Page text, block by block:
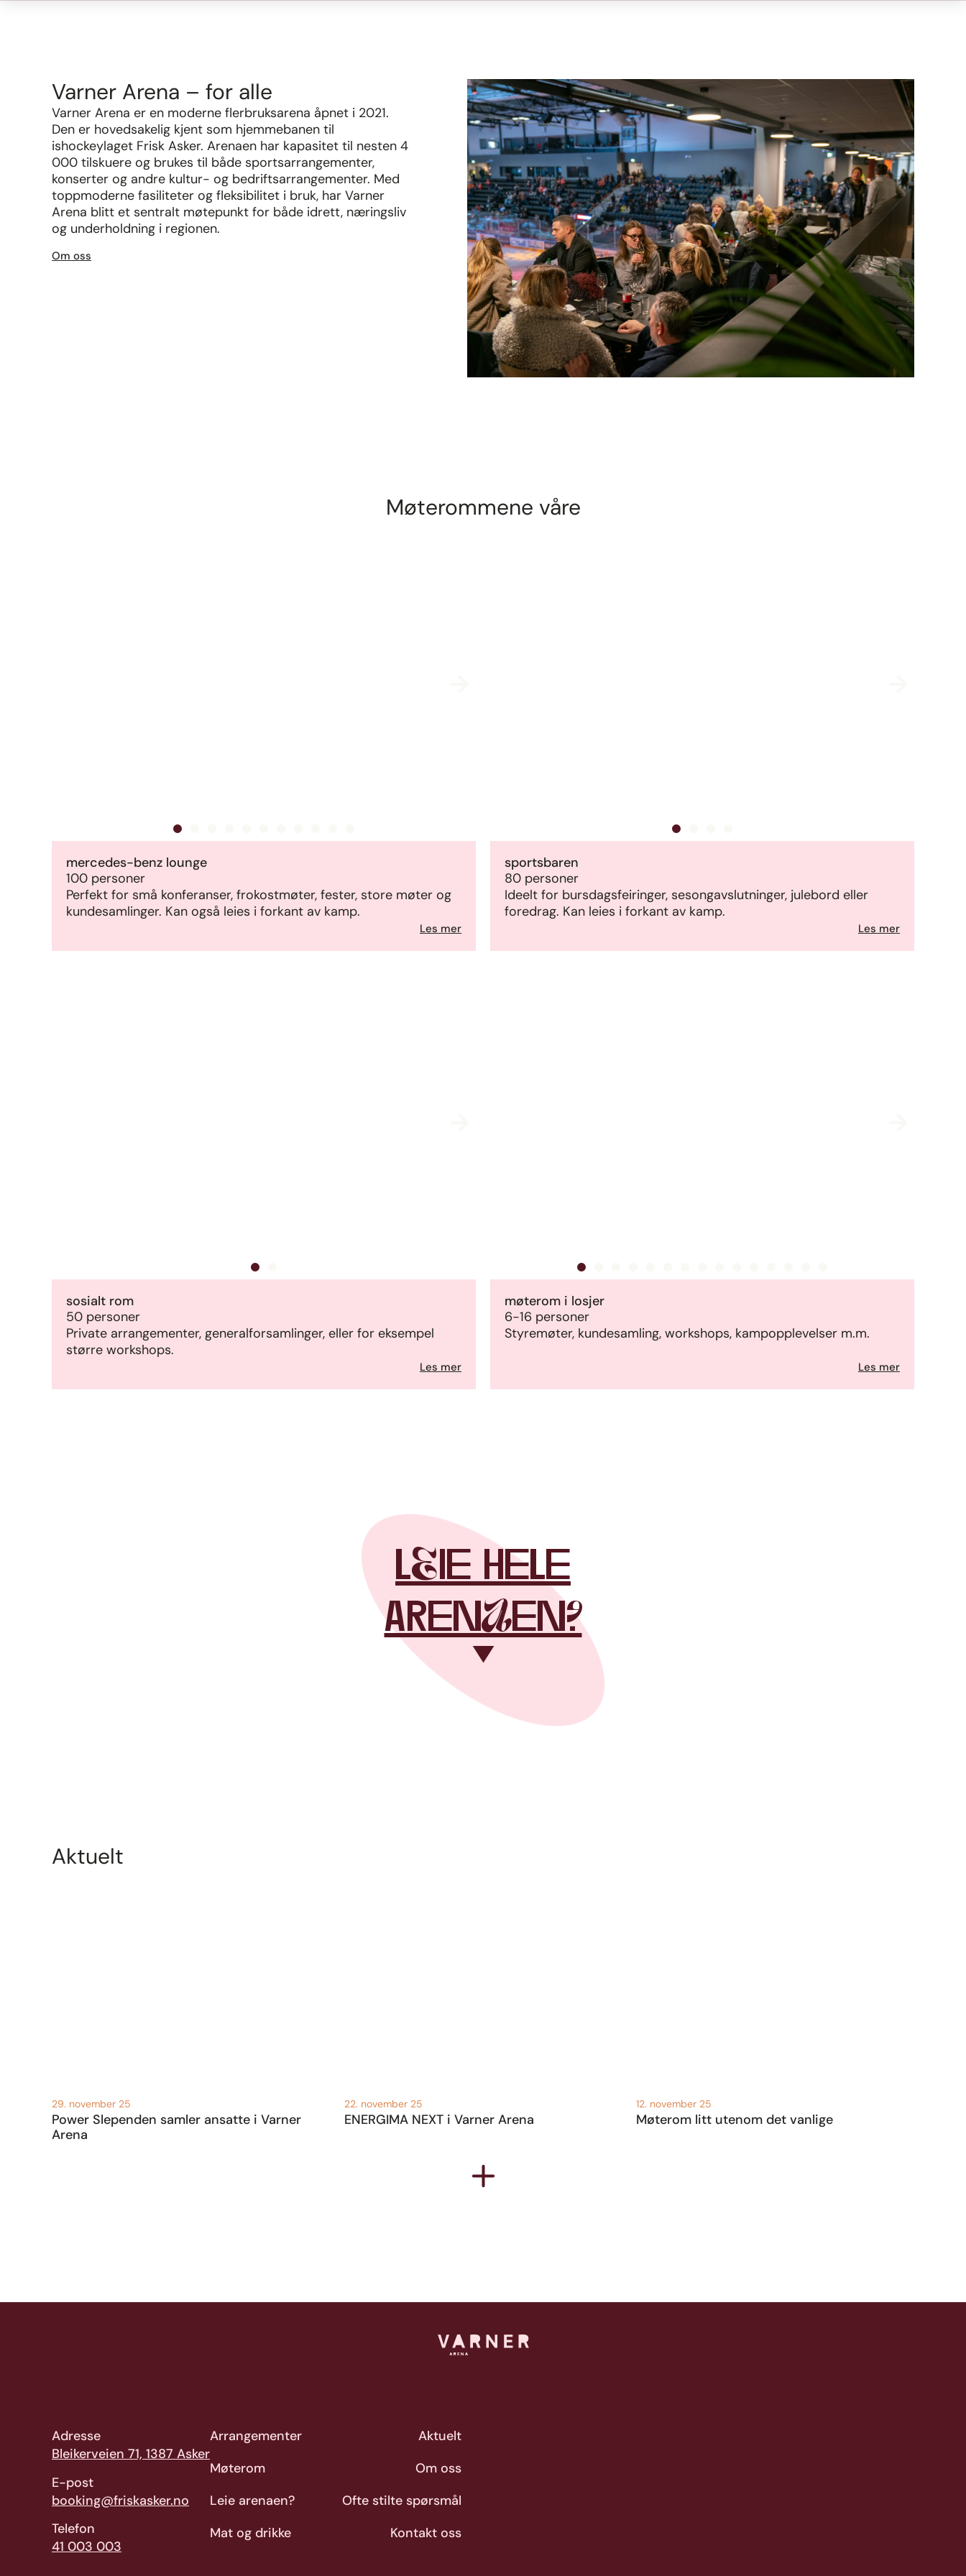
Varner Arena – for alle
Varner Arena er en moderne flerbruksarena åpnet i 2021.
Den er hovedsakelig kjent som hjemmebanen til
ishockeylaget Frisk Asker. Arenaen har kapasitet til nesten 4
000 tilskuere og brukes til både sportsarrangementer,
konserter og andre kultur- og bedriftsarrangementer. Med
toppmoderne fasiliteter og fleksibilitet i bruk, har Varner
Arena blitt et sentralt møtepunkt for både idrett, næringsliv
og underholdning i regionen.
Om oss
Møterommene våre
mercedes-benz lounge
100 personer
Perfekt for små konferanser, frokostmøter, fester, store møter og
kundesamlinger. Kan også leies i forkant av kamp.
Les mer
sportsbaren
80 personer
Ideelt for bursdagsfeiringer, sesongavslutninger, julebord eller
foredrag. Kan leies i forkant av kamp.
Les mer
sosialt rom
50 personer
Private arrangementer, generalforsamlinger, eller for eksempel
større workshops.
Les mer
møterom i losjer
6-16 personer
Styremøter, kundesamling, workshops, kampopplevelser m.m.
Les mer
lEie hele
arenAen?
Aktuelt
29. november 25
Power Slependen samler ansatte i Varner
Arena
22. november 25
ENERGIMA NEXT i Varner Arena
12. november 25
Møterom litt utenom det vanlige
Adresse
Bleikerveien 71, 1387 Asker
E-post
booking@friskasker.no
Telefon
41 003 003
Mat og drikke Kontakt oss
Leie arenaen? Ofte stilte spørsmål
Møterom Om oss
Arrangementer Aktuelt